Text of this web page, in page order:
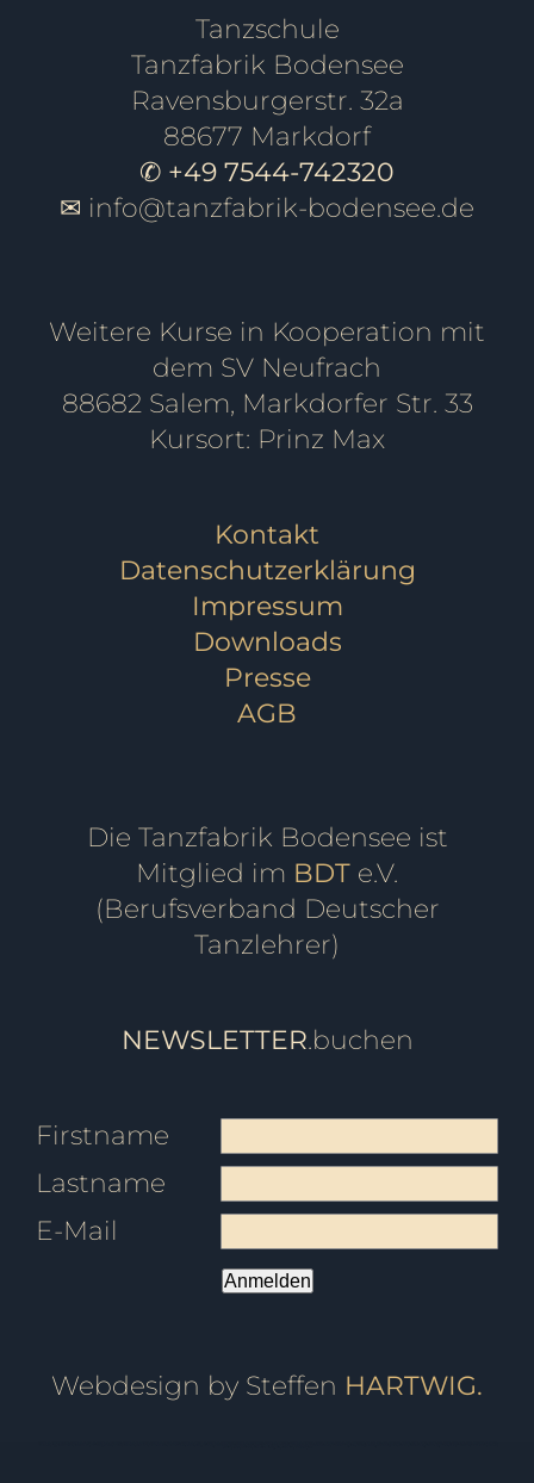
Tanzschule
Tanzfabrik Bodensee
Ravensburgerstr. 32a
88677 Markdorf
✆ +49 7544-742320
✉ info@tanzfabrik-bodensee.de
Weitere Kurse in Kooperation mit
dem SV Neufrach
88682 Salem, Markdorfer Str. 33
Kursort: Prinz Max
Kontakt
Datenschutzerklärung
Impressum
Downloads
Presse
AGB
Die Tanzfabrik Bodensee ist
Mitglied im BDT e.V.
(Berufsverband Deutscher
Tanzlehrer)
NEWSLETTER.buchen
Firstname
Lastname
E-Mail
Anmelden
Webdesign by Steffen HARTWIG.